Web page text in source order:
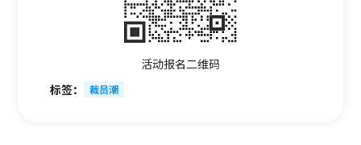
活动报名二维码
标签：
裁员潮